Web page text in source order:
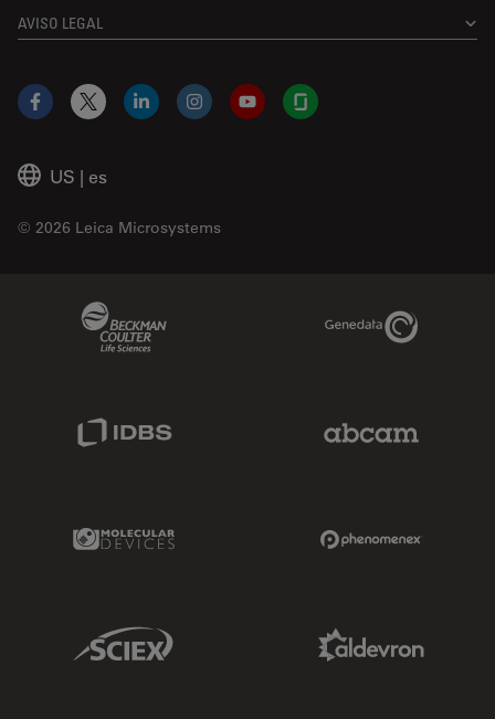
AVISO LEGAL
US | es
© 2026 Leica Microsystems
Facebook
X LinkedInInstagramYouTubeGlassdoor
Genedata Link
Molecular Devices Link
Sciex Link